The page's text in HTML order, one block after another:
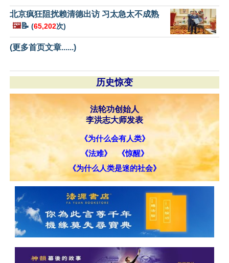
北京疯狂阻扰赖清德出访 习太急太不成熟
🖼️📝 (65,202次)
(更多首页文章......)
历史惊变
法轮功创始人
李洪志大师发表
《为什么会有人类》
《法难》
《惊醒》
《为什么人类是迷的社会》